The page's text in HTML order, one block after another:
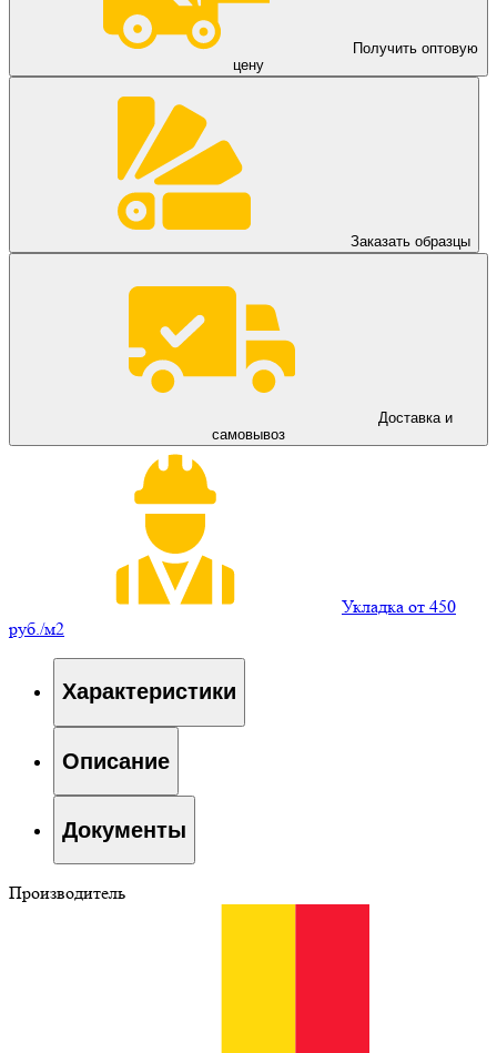
Получить оптовую
цену
Заказать образцы
Доставка и
самовывоз
Укладка от 450
руб./м2
Характеристики
Описание
Документы
Производитель